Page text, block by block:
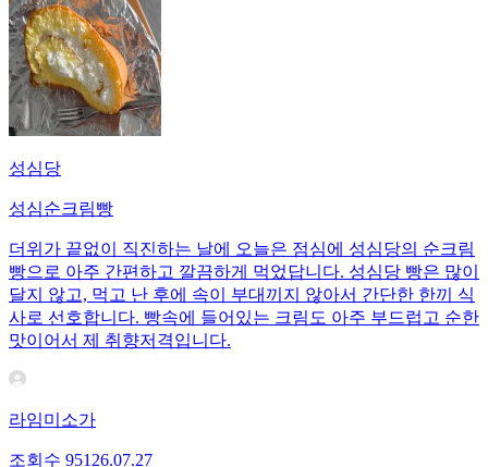
성심당
성심순크림빵
더위가 끝없이 직진하는 날에 오늘은 점심에 성심당의 순크림
빵으로 아주 간편하고 깔끔하게 먹었답니다. 성심당 빵은 많이
달지 않고, 먹고 난 후에 속이 부대끼지 않아서 간단한 한끼 식
사로 선호합니다. 빵속에 들어있는 크림도 아주 부드럽고 순한
맛이어서 제 취향저격입니다.
라임미소가
조회수 951 26.07.27